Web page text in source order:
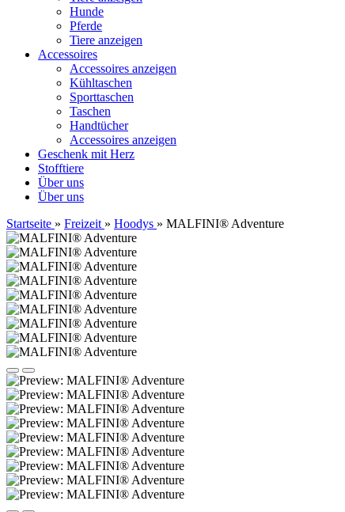
Hunde
Pferde
Tiere anzeigen
Accessoires
Accessoires anzeigen
Kühltaschen
Sporttaschen
Taschen
Handtücher
Accessoires anzeigen
Geschenk mit Herz
Stofftiere
Über uns
Über uns
Startseite » Freizeit » Hoodys » MALFINI® Adventure